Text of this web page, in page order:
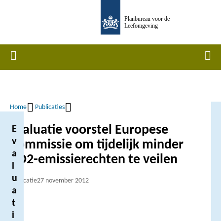
inhoud
Planbureau voor de
Leefomgeving
Home
Kruimelpad
Home Publicaties
Evaluatie voorstel Europese
Commissie om tijdelijk minder
CO2-emissierechten te veilen
Publicatie27 november 2012
E
v
a
l
u
a
t
i